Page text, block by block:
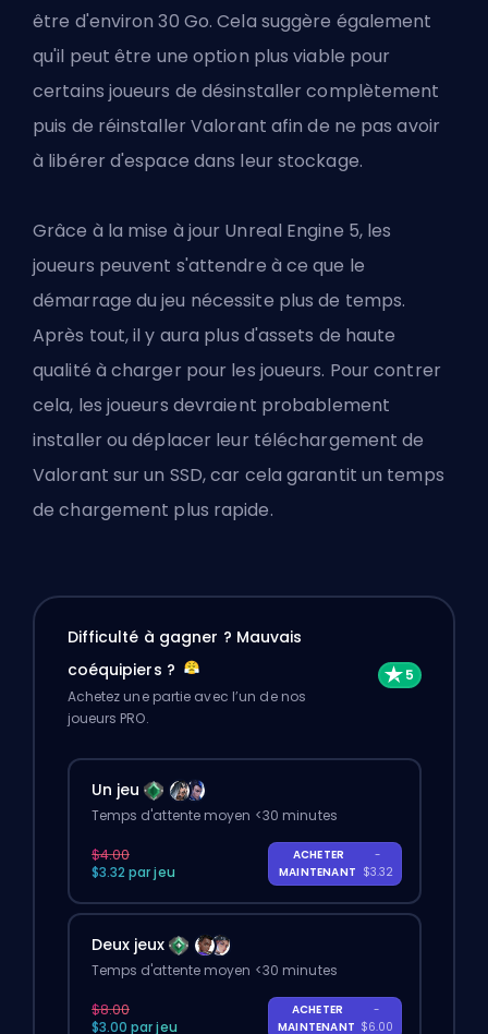
être d'environ 30 Go. Cela suggère également
qu'il peut être une option plus viable pour
certains joueurs de désinstaller complètement
puis de réinstaller Valorant afin de ne pas avoir
à libérer d'espace dans leur stockage.
Grâce à la mise à jour Unreal Engine 5, les
joueurs peuvent s'attendre à ce que le
démarrage du jeu nécessite plus de temps.
Après tout, il y aura plus d'assets de haute
qualité à charger pour les joueurs. Pour contrer
cela, les joueurs devraient probablement
installer ou déplacer leur téléchargement de
Valorant sur un SSD, car cela garantit un temps
de chargement plus rapide.
Difficulté à gagner ? Mauvais
coéquipiers ?
Achetez une partie avec l’un de nos
joueurs PRO.
Un jeu
Temps d'attente moyen <30 minutes
$4.00
$3.32 par jeu
ACHETER
MAINTENANT
-
$3.32
Deux jeux
Temps d'attente moyen <30 minutes
$8.00
$3.00 par jeu
ACHETER
MAINTENANT
-
$6.00